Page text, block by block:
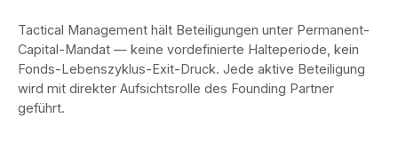
Tactical Management hält Beteiligungen unter Permanent-
Capital-Mandat — keine vordefinierte Halteperiode, kein
Fonds-Lebenszyklus-Exit-Druck. Jede aktive Beteiligung
wird mit direkter Aufsichtsrolle des Founding Partner
geführt.